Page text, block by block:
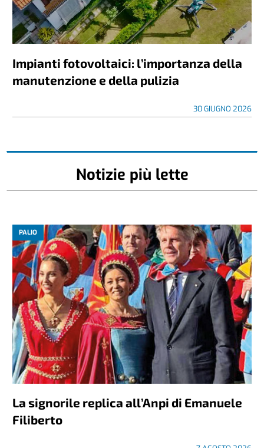
Impianti fotovoltaici: l’importanza della
manutenzione e della pulizia
30 GIUGNO 2026
Notizie più lette
PALIO
La signorile replica all’Anpi di Emanuele
Filiberto